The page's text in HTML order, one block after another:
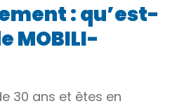
: qu’est-
MOBILI-
30 ans et êtes en